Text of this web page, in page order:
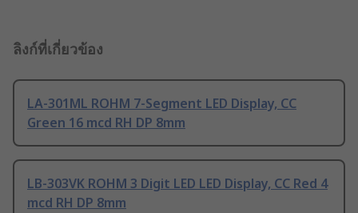
ลิงก์ที่เกี่ยวข้อง
LA-301ML ROHM 7-Segment LED Display, CC
Green 16 mcd RH DP 8mm
LB-303VK ROHM 3 Digit LED LED Display, CC Red 4
mcd RH DP 8mm